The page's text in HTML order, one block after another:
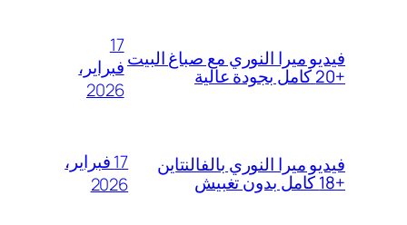
فيديو ميرا النوري مع صباغ البيت
+20 كامل بجودة عالية
17
فبراير،
2026
فيديو ميرا النوري بالفالنتاين
+18 كامل بدون تغبيش
17 فبراير،
2026